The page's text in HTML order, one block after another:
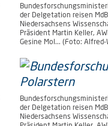
der Delgetation reisen
Niedersachsens
Präsident Martin Keller,
Gesine Mol... (Foto:
der Delgetation reisen
Niedersachsens